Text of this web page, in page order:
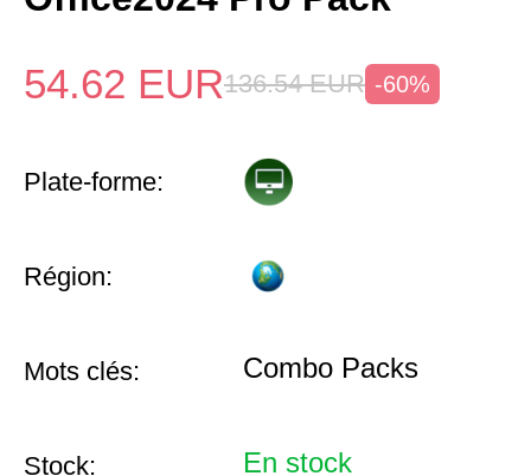
54.62 EUR136.54 EUR -60%
Plate-forme:
Région:
Mots clés: Combo Packs
Stock: En stock